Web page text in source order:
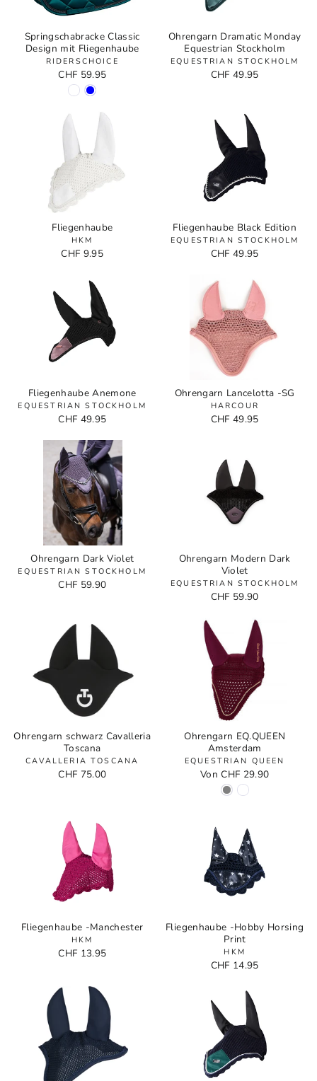
Springschabracke Classic
Design mit Fliegenhaube
RIDERSCHOICE
CHF 59.95
Ohrengarn Dramatic Monday
Equestrian Stockholm
EQUESTRIAN STOCKHOLM
CHF 49.95
Fliegenhaube
HKM
CHF 9.95
Fliegenhaube Black Edition
EQUESTRIAN STOCKHOLM
CHF 49.95
Fliegenhaube Anemone
EQUESTRIAN STOCKHOLM
CHF 49.95
Ohrengarn Lancelotta -SG
HARCOUR
CHF 49.95
Ohrengarn Dark Violet
EQUESTRIAN STOCKHOLM
CHF 59.90
Ohrengarn Modern Dark
Violet
EQUESTRIAN STOCKHOLM
CHF 59.90
Ohrengarn schwarz Cavalleria
Toscana
CAVALLERIA TOSCANA
CHF 75.00
Ohrengarn EQ.QUEEN
Amsterdam
EQUESTRIAN QUEEN
Von CHF 29.90
Fliegenhaube -Manchester
HKM
CHF 13.95
Fliegenhaube -Hobby Horsing
Print
HKM
CHF 14.95